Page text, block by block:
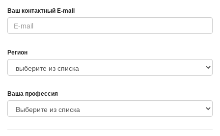
аш контактный E-mail
Регион
аша профессия